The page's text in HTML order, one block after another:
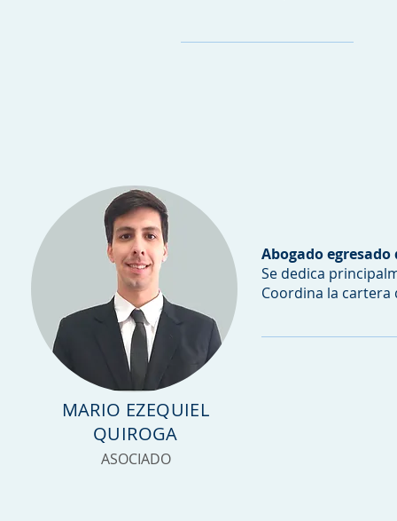
Abogado
Se dedica
Coordina la cartera
MARIO EZEQUIEL
QUIROGA
ASOCIADO